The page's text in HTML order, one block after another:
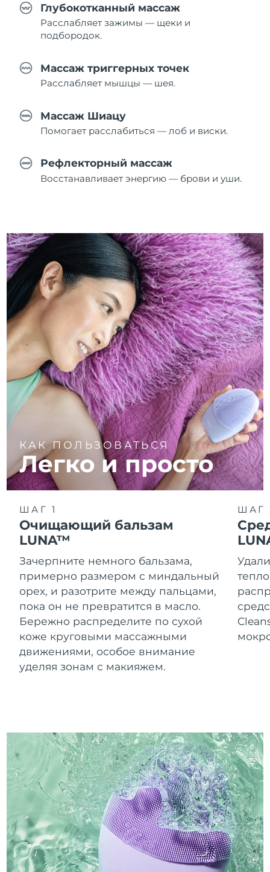
Глубокотканный массаж
Расслабляет зажимы — щеки и
подбородок.
Массаж триггерных точек
Расслабляет мышцы — шея.
Массаж Шиацу
Помогает расслабиться — лоб и виски.
Рефлекторный массаж
Восстанавливает энергию — брови и уши.
КАК ПОЛЬЗОВАТЬСЯ
Легко и просто
ШАГ 1
Очищающий бальзам
LUNA™
Зачерпните немного бальзама,
примерно размером с миндальный
орех, и разотрите между пальцами,
пока он не превратится в масло.
Бережно распределите по сухой
коже круговыми массажными
движениями, особое внимание
уделяя зонам с макияжем.
ШАГ